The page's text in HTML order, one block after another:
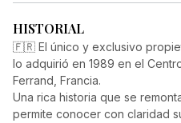
HISTORIAL
🇫🇷 El único y exclusivo
lo adquirió en 1989 en el
Ferrand, Francia.
Una rica historia que se
permite conocer con claridad